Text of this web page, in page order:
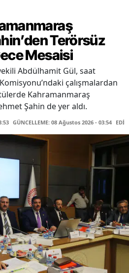
Terörsüz
Mesaisi
Abdülhamit Gül, saat
çalışmalardan
Kahramanmaraş
Şahin de yer aldı.
GÜNCELLEME: 08 Ağustos 2026 - 03:54